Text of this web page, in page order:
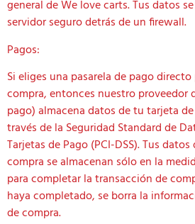
general de We love carts. Tus datos
servidor seguro detrás de un firewall.
Pagos:
Si eliges una pasarela de pago
compra, entonces nuestro proveedor
pago) almacena datos de tu tarjeta
través de la Seguridad Standard de
Tarjetas de Pago (PCI-DSS). Tus
compra se almacenan sólo en la
para completar la transacción de
haya completado, se borra la
de compra.